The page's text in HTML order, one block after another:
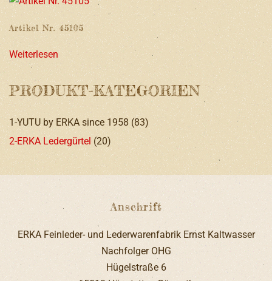
Artikel Nr. 45105
Weiterlesen
PRODUKT-KATEGORIEN
1-YUTU by ERKA since 1958 (83)
2-ERKA Ledergürtel (20)
Anschrift
ERKA Feinleder- und Lederwarenfabrik Ernst Kaltwasser
Nachfolger OHG
Hügelstraße 6